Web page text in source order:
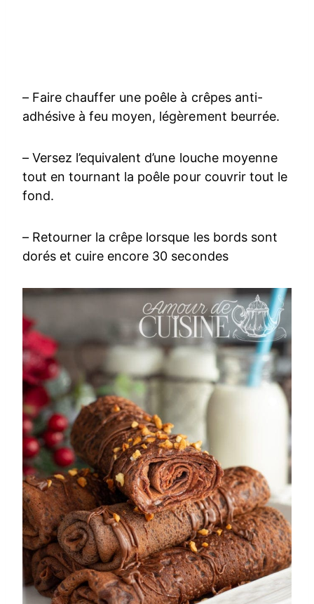
– Faire chauffer une poêle à crêpes anti-
adhésive à feu moyen, légèrement beurrée.
– Versez l’equivalent d’une louche moyenne
tout en tournant la poêle pour couvrir tout le
fond.
– Retourner la crêpe lorsque les bords sont
dorés et cuire encore 30 secondes